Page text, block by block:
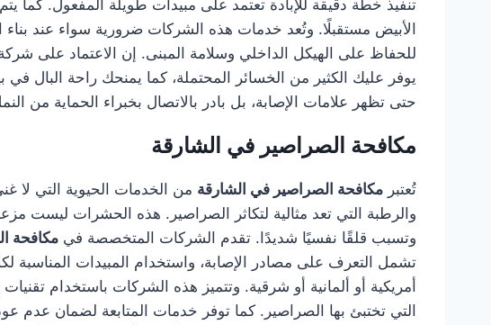
تنفيذ خطة دقيقة للإبادة تعتمد على مبيدات طويلة المفعول. كما
الأبيض مستقبلًا. وتُعد خدمات هذه الشركات ضرورية سواء عند بناء
للحفاظ على الهيكل الداخلي وسلامة المبنى. إن الاعتماد على
يوفر عليك الكثير من الخسائر المحتملة، كما يمنحك راحة البال
حتى تظهر علامات الإصابة، بل بادر بالاتصال بخبراء الحماية من
مكافحة الصراصير في الشارقة
تُعتبرمكافحة الصراصير في الشارقة من الخدمات الحيوية التي لا
والرطبة التي تعد مثالية لتكاثر الصراصير. هذه الحشرات ليست
وتسبب قلقًا نفسيًا شديدًا. تقدم الشركات المتخصصة فيمكافحة
تشمل التعرف على مصادر الإصابة، واستخدام المبيدات المناسبة
أمريكية أو ألمانية أو شرقية. وتتميز هذه الشركات باستخدام
التي تختبئ بها الصراصير. كما توفر خدمات المتابعة لضمان عدم